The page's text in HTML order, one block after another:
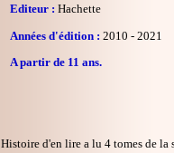
Editeur : Hachette
Années d'édition : 2010 - 2021
A partir de 11 ans.
Histoire d'en lire a lu 4 tomes de la